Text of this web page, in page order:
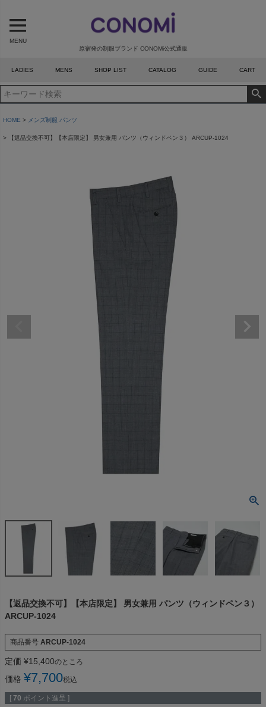
原宿発の制服ブランド CONOMi公式通販
MENU
LADIES MENS SHOP LIST CATALOG GUIDE CART
HOME メンズ制服 パンツ
【返品交換不可】【本店限定】 男女兼用 パンツ（ウィンドペン３） ARCUP-1024
【返品交換不可】【本店限定】 男女兼用 パンツ（ウィンドペン３）
ARCUP-1024
商品番号 ARCUP-1024
定価 ¥15,400のところ
価格 ¥7,700税込
[ 70 ポイント進呈 ]